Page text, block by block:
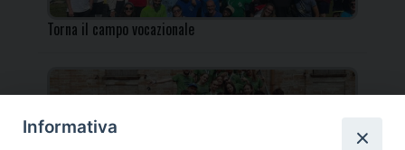
Torna il campo vocazionale
Informativa